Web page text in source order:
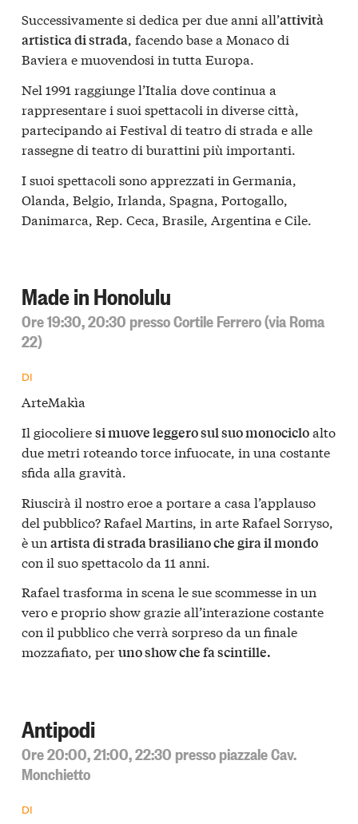
Successivamente si dedica per due anni all’attività
artistica di strada, facendo base a Monaco di
Baviera e muovendosi in tutta Europa.
Nel 1991 raggiunge l’Italia dove continua a
rappresentare i suoi spettacoli in diverse città,
partecipando ai Festival di teatro di strada e alle
rassegne di teatro di burattini più importanti.
I suoi spettacoli sono apprezzati in Germania,
Olanda, Belgio, Irlanda, Spagna, Portogallo,
Danimarca, Rep. Ceca, Brasile, Argentina e Cile.
Made in Honolulu
Ore 19:30, 20:30 presso Cortile Ferrero (via Roma
22)
DI
ArteMakìa
Il giocolieresi muove leggero sul suo monocicloalto
due metri roteando torce infuocate, in una costante
sfida alla gravità.
Riuscirà il nostro eroe a portare a casa l’applauso
del pubblico? Rafael Martins, in arte Rafael Sorryso,
è un artista di strada brasiliano che gira il mondo
con il suo spettacolo da 11 anni.
Rafael trasforma in scena le sue scommesse in un
vero e proprio show grazie all’interazione costante
con il pubblico che verrà sorpreso da un finale
mozzafiato, peruno show che fa scintille.
Antipodi
Ore 20:00, 21:00, 22:30 presso piazzale Cav.
Monchietto
DI